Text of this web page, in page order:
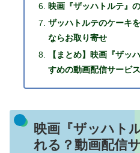
映画『ザッハトルテ』
ザッハトルテのケーキ
ならお取り寄せ
【まとめ】映画『ザッ
すめの動画配信サービス
映画『ザッハト
れる？動画配信